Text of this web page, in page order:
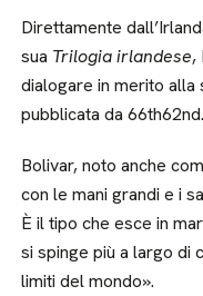
Direttamente
sua Trilogia irlandese,
dialogare in merito alla
pubblicata da 66th62nd.
Bolivar, noto anche
con le mani grandi e i
È il tipo che esce in
si spinge più a largo di
limiti del mondo».